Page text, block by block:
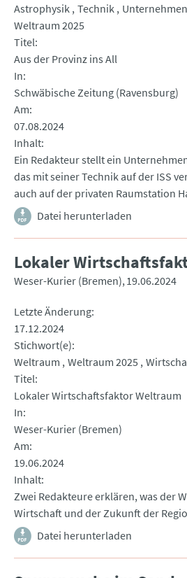
Astrophysik Technik Unternehmen
Weltraum 2025
Titel
Aus der Provinz ins All
In
Schwäbische Zeitung (Ravensburg)
Am
07.08.2024
Inhalt
Ein Redakteur stellt ein
das mit seiner Technik auf der ISS
auch auf der privaten Raumstation
Datei herunterladen
Lokaler
Weser-Kurier (Bremen) 19.06.2024
Letzte Änderung
17.12.2024
Stichwort(e)
Weltraum Weltraum 2025
Titel
Lokaler Wirtschaftsfaktor Weltraum
In
Weser-Kurier (Bremen)
Am
19.06.2024
Inhalt
Zwei Redakteure erklären, was der
Wirtschaft und der Zukunft der
Datei herunterladen